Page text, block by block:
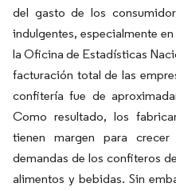
del gasto de los
indulgentes, especialmente
la Oficina de Estadísticas
facturación total de las
confitería fue de
Como resultado, los
tienen margen para
demandas de los confiteros
alimentos y bebidas. Sin